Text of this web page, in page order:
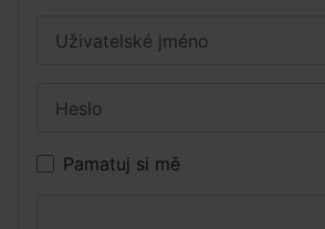
Pamatuj si mě